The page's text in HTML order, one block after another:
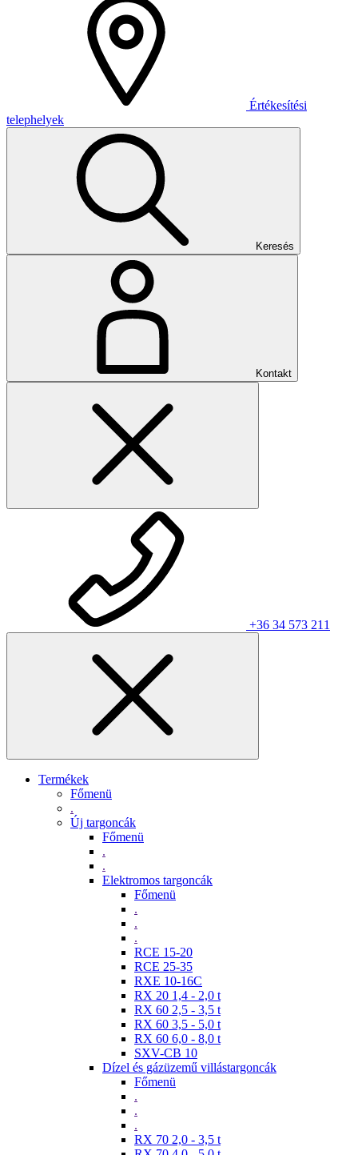
Értékesítési
telephelyek
Keresés
Kontakt
+36 34 573 211
Termékek
Főmenü
.
Új targoncák
Főmenü
.
.
Elektromos targoncák
Főmenü
.
.
.
RCE 15-20
RCE 25-35
RXE 10-16C
RX 20 1,4 - 2,0 t
RX 60 2,5 - 3,5 t
RX 60 3,5 - 5,0 t
RX 60 6,0 - 8,0 t
SXV-CB 10
Dízel és gázüzemű villástargoncák
Főmenü
.
.
.
RX 70 2,0 - 3,5 t